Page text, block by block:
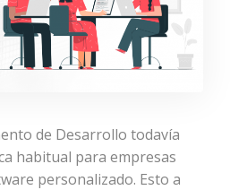
de Desarrollo todavía
habitual para empresas
personalizado. Esto a